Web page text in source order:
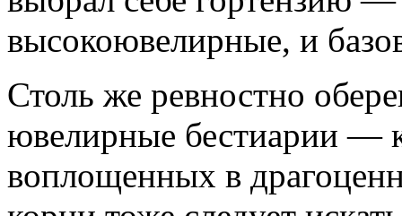
высокоювелирные, и
Столь же ревностно
ювелирные бестиарии —
воплощенных в